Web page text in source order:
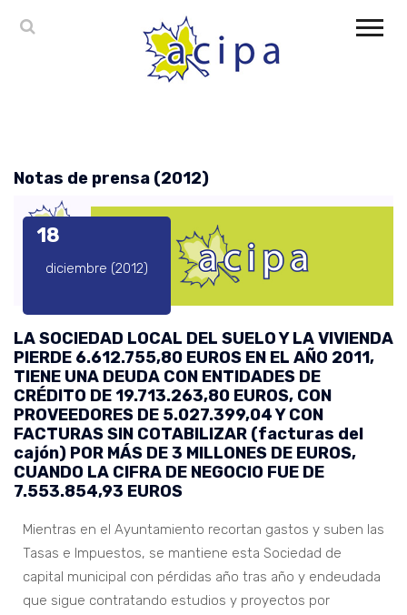
Notas de prensa (2012)
18
diciembre (2012)
LA SOCIEDAD LOCAL DEL SUELO Y LA VIVIENDA
PIERDE 6.612.755,80 EUROS EN EL AÑO 2011,
TIENE UNA DEUDA CON ENTIDADES DE
CRÉDITO DE 19.713.263,80 EUROS, CON
PROVEEDORES DE 5.027.399,04 Y CON
FACTURAS SIN COTABILIZAR (facturas del
cajón) POR MÁS DE 3 MILLONES DE EUROS,
CUANDO LA CIFRA DE NEGOCIO FUE DE
7.553.854,93 EUROS
Mientras en el Ayuntamiento recortan gastos y suben las
Tasas e Impuestos, se mantiene esta Sociedad de
capital municipal con pérdidas año tras año y endeudada
que sigue contratando estudios y proyectos por